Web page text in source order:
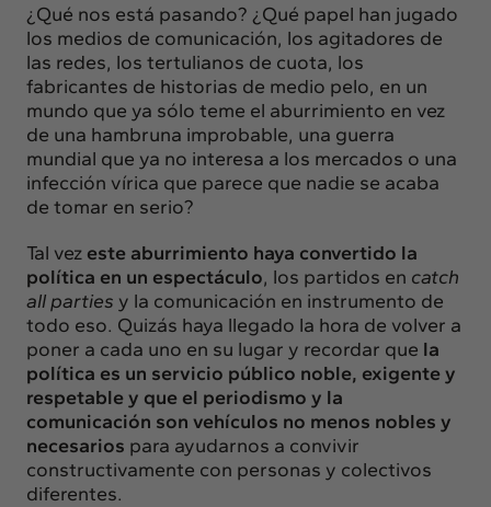
¿Qué nos está pasando? ¿Qué papel han jugado
los medios de comunicación, los agitadores de
las redes, los tertulianos de cuota, los
fabricantes de historias de medio pelo, en un
mundo que ya sólo teme el aburrimiento en vez
de una hambruna improbable, una guerra
mundial que ya no interesa a los mercados o una
infección vírica que parece que nadie se acaba
de tomar en serio?
Tal vez este aburrimiento haya convertido la
política en un espectáculo, los partidos en catch
all parties y la comunicación en instrumento de
todo eso. Quizás haya llegado la hora de volver a
poner a cada uno en su lugar y recordar que la
política es un servicio público noble, exigente y
respetable y que el periodismo y la
comunicación son vehículos no menos nobles y
necesarios para ayudarnos a convivir
constructivamente con personas y colectivos
diferentes.